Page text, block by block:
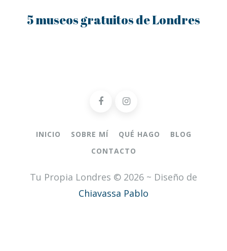
5 museos gratuitos de Londres
INICIO SOBRE MÍ QUÉ HAGO
BLOG
CONTACTO
Tu Propia Londres © 2026 ~ Diseño de
Chiavassa Pablo